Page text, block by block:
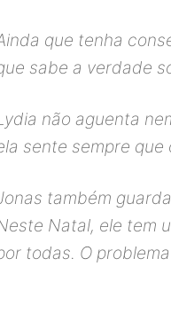
que tenha
sabe a verdade
não aguenta
sente sempre
também
Natal, ele tem
todas. O